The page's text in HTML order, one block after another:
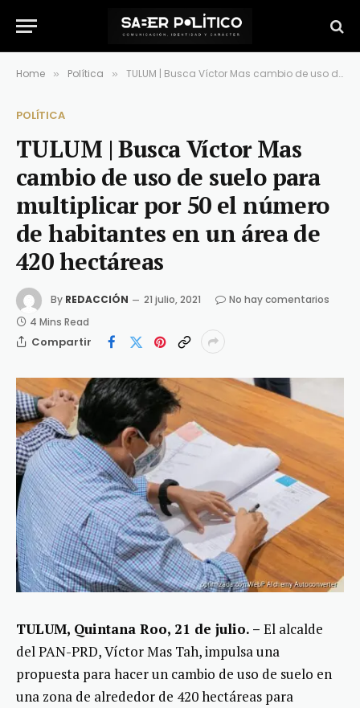
Home » Política » TULUM | Busca Víctor Mas cambio de uso de suelo para multiplicar por 50 el número de habitantes en un área de 420 hectáreas
POLÍTICA
TULUM | Busca Víctor Mas
cambio de uso de suelo para
multiplicar por 50 el número
de habitantes en un área de
420 hectáreas
By REDACCIÓN 21 julio, 2021
No hay comentarios
4 Mins Read
Compartir
TULUM, Quintana Roo, 21 de julio. – El alcalde
del PAN-PRD, Víctor Mas Tah, impulsa una
propuesta para hacer un cambio de uso de suelo en
una zona de alrededor de 420 hectáreas para